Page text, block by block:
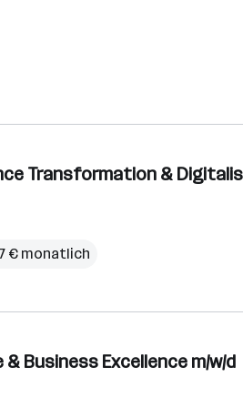
Transformation &
€ monatlich
Business Excellence m/w/d